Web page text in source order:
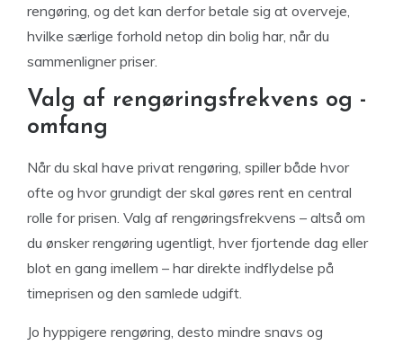
rengøring, og det kan derfor betale sig at overveje,
hvilke særlige forhold netop din bolig har, når du
sammenligner priser.
Valg af rengøringsfrekvens og -
omfang
Når du skal have privat rengøring, spiller både hvor
ofte og hvor grundigt der skal gøres rent en central
rolle for prisen. Valg af rengøringsfrekvens – altså om
du ønsker rengøring ugentligt, hver fjortende dag eller
blot en gang imellem – har direkte indflydelse på
timeprisen og den samlede udgift.
Jo hyppigere rengøring, desto mindre snavs og